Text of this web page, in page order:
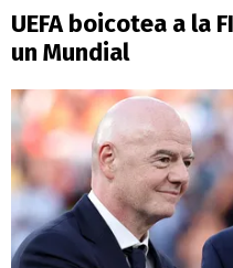
UEFA boicotea a la
un Mundial